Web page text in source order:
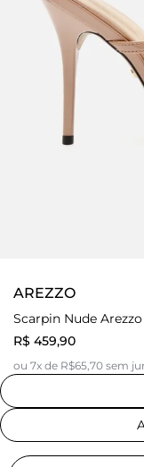
AREZZO
Scarpin Nude
R$ 459,90
ou 7x de R$65,70 sem